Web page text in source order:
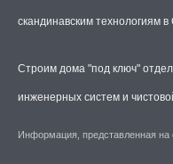
скандинавским технологиям
Строим дома "под ключ"
инженерных систем и
Информация, представленная на